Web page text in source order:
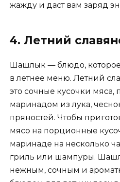
жажду и даст вам заряд
4. Летний
Шашлык — блюдо,
в летнее меню. Летний
это сочные кусочки мяса,
маринадом из лука,
пряностей. Чтобы
мясо на порционные
маринаде на несколько
гриль или шампуры.
нежным, сочным и